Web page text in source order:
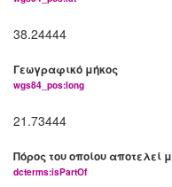
38.24444
Γεωγραφικό μήκος
wgs84_pos:long
21.73444
Πόρος του οποίου αποτελεί
dcterms:isPartOf